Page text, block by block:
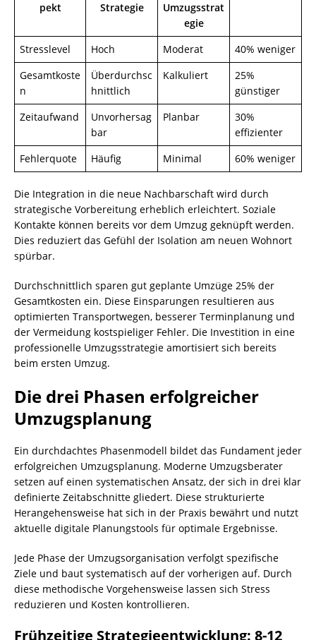
pekt
Strategie
Umzugsstrat
egie
Stresslevel Hoch Moderat
40% weniger
Gesamtkoste
n
Überdurchsc
hnittlich
Kalkuliert
25%
günstiger
Zeitaufwand
Unvorhersag
bar
Planbar
30%
effizienter
Fehlerquote
Häufig Minimal 60% weniger
Die Integration in die neue Nachbarschaft wird durch
strategische Vorbereitung erheblich erleichtert. Soziale
Kontakte können bereits vor dem Umzug geknüpft werden.
Dies reduziert das Gefühl der Isolation am neuen Wohnort
spürbar.
Durchschnittlich sparen gut geplante Umzüge 25% der
Gesamtkosten ein. Diese Einsparungen resultieren aus
optimierten Transportwegen, besserer Terminplanung und
der Vermeidung kostspieliger Fehler. Die Investition in eine
professionelle Umzugsstrategie amortisiert sich bereits
beim ersten Umzug.
Die drei Phasen erfolgreicher
Umzugsplanung
Ein durchdachtes Phasenmodell bildet das Fundament jeder
erfolgreichen Umzugsplanung. Moderne Umzugsberater
setzen auf einen systematischen Ansatz, der sich in drei klar
definierte Zeitabschnitte gliedert. Diese strukturierte
Herangehensweise hat sich in der Praxis bewährt und nutzt
aktuelle digitale Planungstools für optimale Ergebnisse.
Jede Phase der Umzugsorganisation verfolgt spezifische
Ziele und baut systematisch auf der vorherigen auf. Durch
diese methodische Vorgehensweise lassen sich Stress
reduzieren und Kosten kontrollieren.
Frühzeitige Strategieentwicklung: 8-12